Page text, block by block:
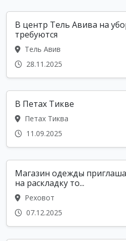
В центр Тель Авива на
требуются
Тель Авив
28.11.2025
В Петах Тикве
Петах Тиква
11.09.2025
Магазин одежды
на раскладку то...
Реховот
07.12.2025